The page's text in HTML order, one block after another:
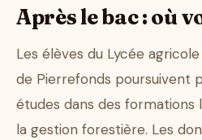
Après le bac : où
Les élèves du Lycée
de Pierrefonds poursuivent
études dans des formations
la gestion forestière. Les